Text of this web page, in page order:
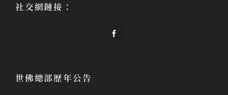
社交網鏈接：
世佛總部歷年公告